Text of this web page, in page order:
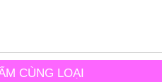
CÙNG LOẠI